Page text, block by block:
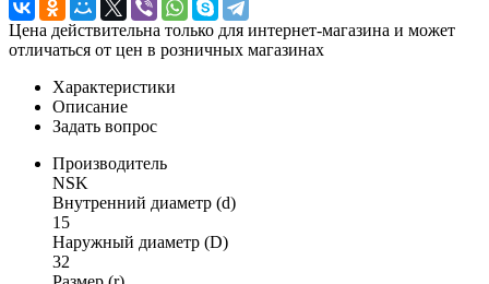
Цена действительна только для интернет-магазина и может
отличаться от цен в розничных магазинах
Характеристики
Описание
Задать вопрос
Производитель
NSK
Внутренний диаметр (d)
15
Наружный диаметр (D)
32